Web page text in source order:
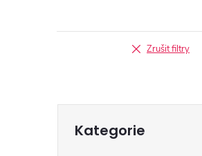
Zrušit filtry
kategorie
Kategorie